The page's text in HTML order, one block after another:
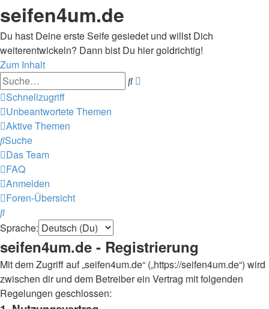
seifen4um.de
Du hast Deine erste Seife gesiedet und willst Dich
weiterentwickeln? Dann bist Du hier goldrichtig!
Zum Inhalt
Suche
Schnellzugriff
Unbeantwortete Themen
Aktive Themen
Suche
Das Team
FAQ
Anmelden
Foren-Übersicht
Suche
Sprache:
seifen4um.de - Registrierung
Mit dem Zugriff auf „seifen4um.de“ („https://seifen4um.de“) wird
zwischen dir und dem Betreiber ein Vertrag mit folgenden
Regelungen geschlossen: